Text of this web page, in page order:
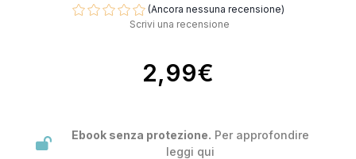
(Ancora nessuna recensione)
Scrivi una recensione
2,99€
Ebook senza protezione. Per approfondire
leggi qui